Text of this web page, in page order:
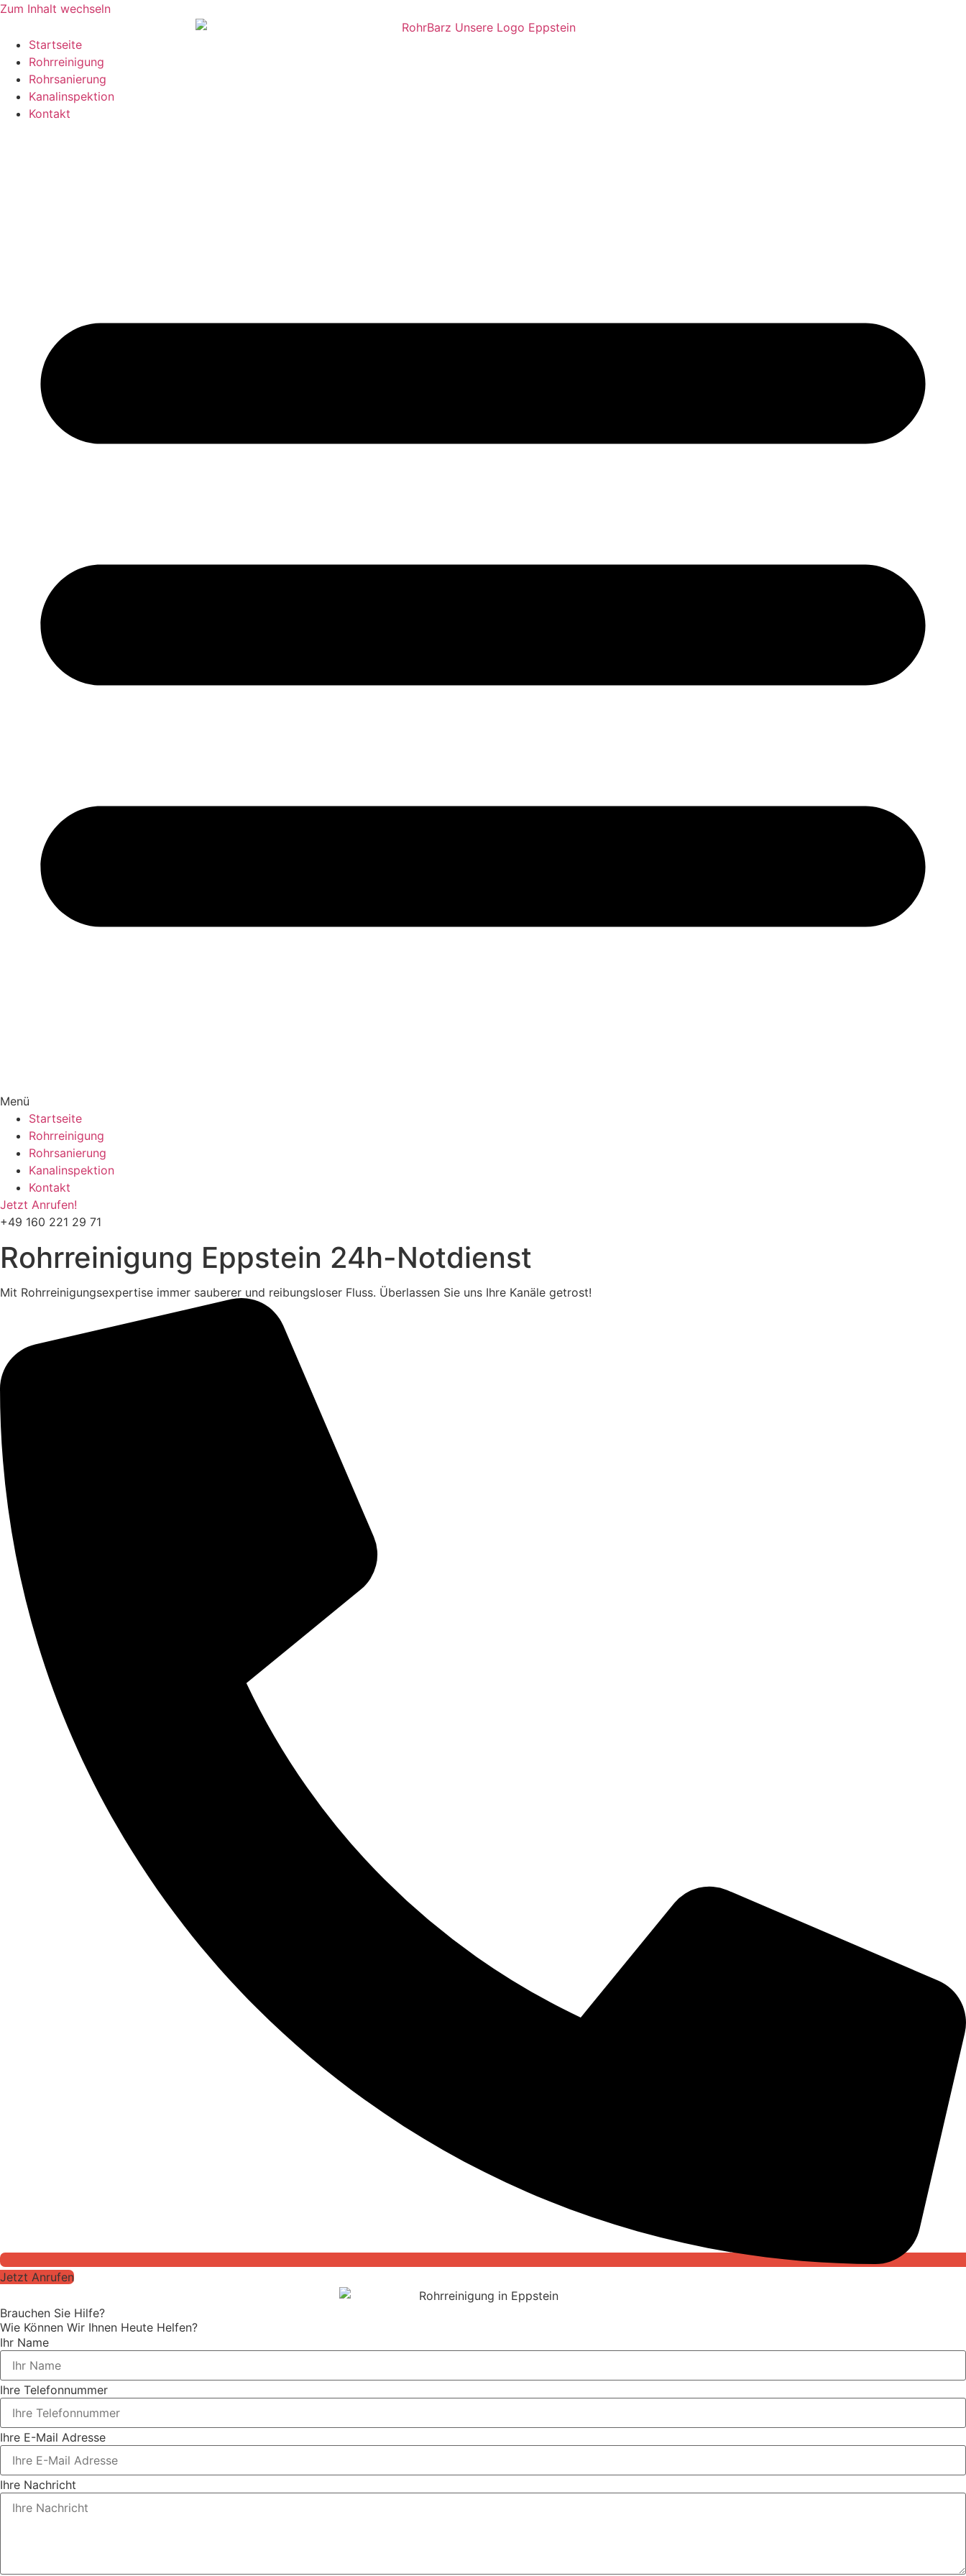
Zum Inhalt wechseln
Startseite
Rohrreinigung
Rohrsanierung
Kanalinspektion
Kontakt
Menü
Startseite
Rohrreinigung
Rohrsanierung
Kanalinspektion
Kontakt
Jetzt Anrufen!
+49 160 221 29 71
Rohrreinigung Eppstein 24h-Notdienst
Mit Rohrreinigungsexpertise immer sauberer und reibungsloser Fluss. Überlassen Sie uns Ihre Kanäle getrost!
Jetzt Anrufen
Brauchen Sie Hilfe?
Wie Können Wir Ihnen Heute Helfen?
Ihr Name
Ihre Telefonnummer
Ihre E-Mail Adresse
Ihre Nachricht